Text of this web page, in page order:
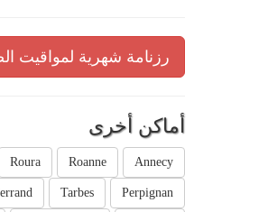
رزنامة شهرية لمواقيت
أماكن أخرى
Annecy
Roanne
Roura
Perpignan
Tarbes